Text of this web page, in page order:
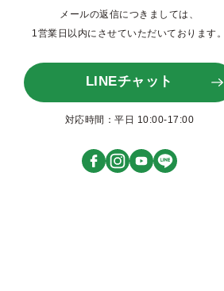
メールの返信につきましては、
1営業日以内にさせていただいております。
LINEチャット
対応時間：平日 10:00-17:00